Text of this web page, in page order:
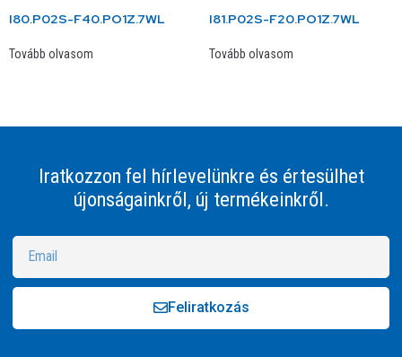
I80.P02S-F40.PO1Z.7WL
Tovább olvasom
I81.P02S-F20.PO1Z.7WL
Tovább olvasom
Iratkozzon fel hírlevelünkre és értesülhet
újonságainkről, új termékeinkről.
Feliratkozás